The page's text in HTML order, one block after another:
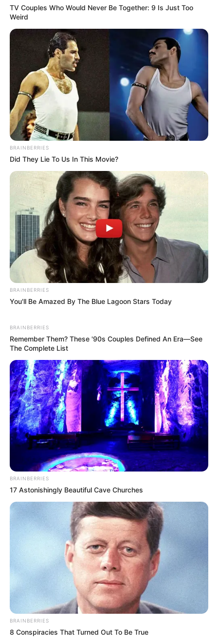
TV Couples Who Would Never Be Together: 9 Is Just Too
Weird
BRAINBERRIES
Did They Lie To Us In This Movie?
BRAINBERRIES
You'll Be Amazed By The Blue Lagoon Stars Today
BRAINBERRIES
Remember Them? These '90s Couples Defined An Era—See
The Complete List
BRAINBERRIES
17 Astonishingly Beautiful Cave Churches
BRAINBERRIES
8 Conspiracies That Turned Out To Be True